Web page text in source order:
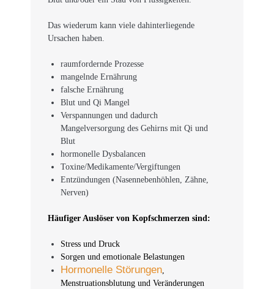
Das wiederum kann viele dahinterliegende
Ursachen haben.
raumfordernde Prozesse
mangelnde Ernährung
falsche Ernährung
Blut und Qi Mangel
Verspannungen und dadurch
Mangelversorgung des Gehirns mit Qi und
Blut
hormonelle Dysbalancen
Toxine/Medikamente/Vergiftungen
Entzündungen (Nasennebenhöhlen, Zähne,
Nerven)
Häufiger Auslöser von Kopfschmerzen sind:
Stress und Druck
Sorgen und emotionale Belastungen
Hormonelle Störungen,
Menstruationsblutung und Veränderungen